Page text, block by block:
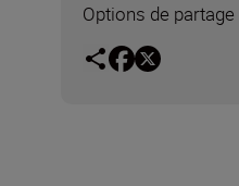
Options de partage